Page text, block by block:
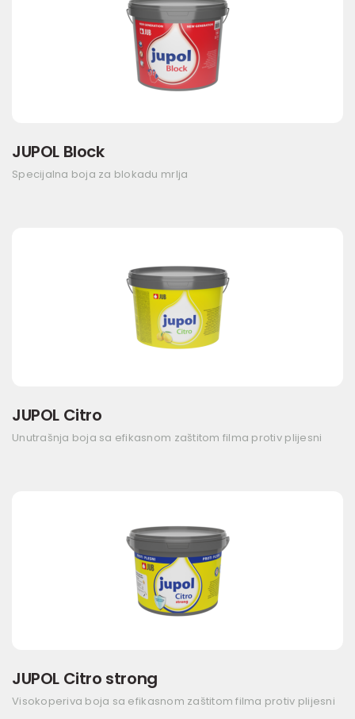
JUPOL Block
Specijalna boja za blokadu mrlja
JUPOL Citro
Unutrašnja boja sa efikasnom zaštitom filma protiv plijesni
JUPOL Citro strong
Visokoperiva boja sa efikasnom zaštitom filma protiv plijesni